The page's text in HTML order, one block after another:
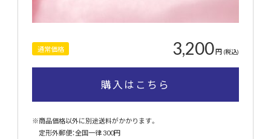
通常価格 3,200円 (税込)
購入はこちら
※商品価格以外に別途送料がかかります。
定形外郵便：全国一律 300円